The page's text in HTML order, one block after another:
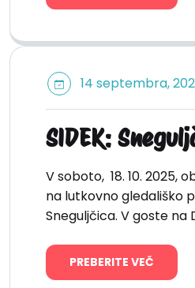
14 septembra,
SIDEK:
V soboto, 18. 10. 2025,
na lutkovno gledališko
Sneguljčica. V goste na
PREBERITE VEČ